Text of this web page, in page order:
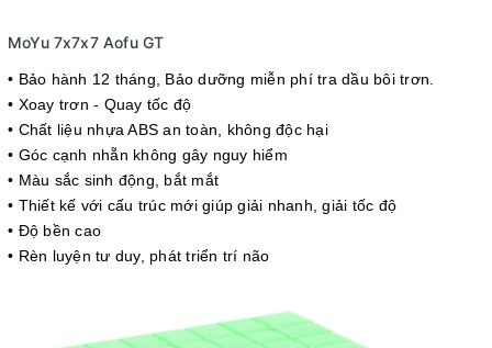
MoYu 7x7x7 Aofu GT
• Bảo hành 12 tháng, Bảo dưỡng miễn phí tra dầu bôi trơn.
• Xoay trơn - Quay tốc độ
• Chất liệu nhựa ABS an toàn, không độc hại
• Góc cạnh nhẵn không gây nguy hiểm
• Màu sắc sinh động, bắt mắt
• Thiết kế với cấu trúc mới giúp giải nhanh, giải tốc độ
• Độ bền cao
• Rèn luyện tư duy, phát triển trí não